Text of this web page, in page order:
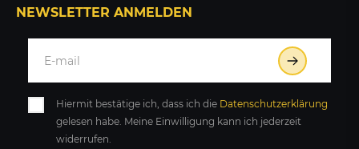
NEWSLETTER ANMELDEN
Hiermit bestätige ich, dass ich die Daten­schutz­erklärung
gelesen habe. Meine Einwilligung kann ich jederzeit
widerrufen.